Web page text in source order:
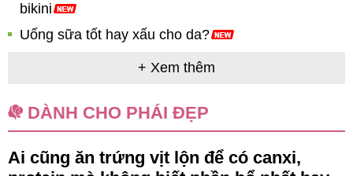
bikini
Uống sữa tốt hay xấu cho da?
+ Xem thêm
DÀNH CHO PHÁI ĐẸP
Ai cũng ăn trứng vịt lộn để có canxi,